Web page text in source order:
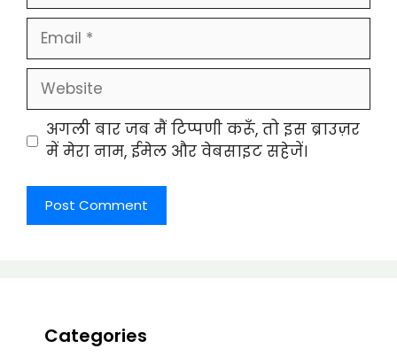
Email
Website
अगली बार जब मैं टिप्पणी करूँ, तो इस ब्राउज़र
में मेरा नाम, ईमेल और वेबसाइट सहेजें।
Categories